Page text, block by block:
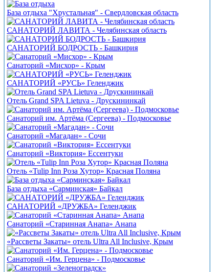
База отдыха "Хрустальная" - Свердловская область
САНАТОРИЙ ЛАВИТА - Челябинская область
САНАТОРИЙ БОДРОСТЬ - Башкирия
Санаторий «Мисхор» - Крым
САНАТОРИЙ «РУСЬ» Геленджик
Отель Grand SPA Lietuva - Друскининкай
Санаторий им. Артёма (Сергеева) - Подмосковье
Санаторий «Магадан» - Сочи
Санаторий «Виктория» Ессентуки
Отель «Tulip Inn Роза Хутор» Красная Поляна
База отдыха «Сарминская» Байкал
САНАТОРИЙ «ДРУЖБА» Геленджик
Санаторий «Старинная Анапа» Анапа
«Рассветы Закаты» отель Ultra All Inclusive, Крым
Санаторий «Им. Герцена» - Подмосковье